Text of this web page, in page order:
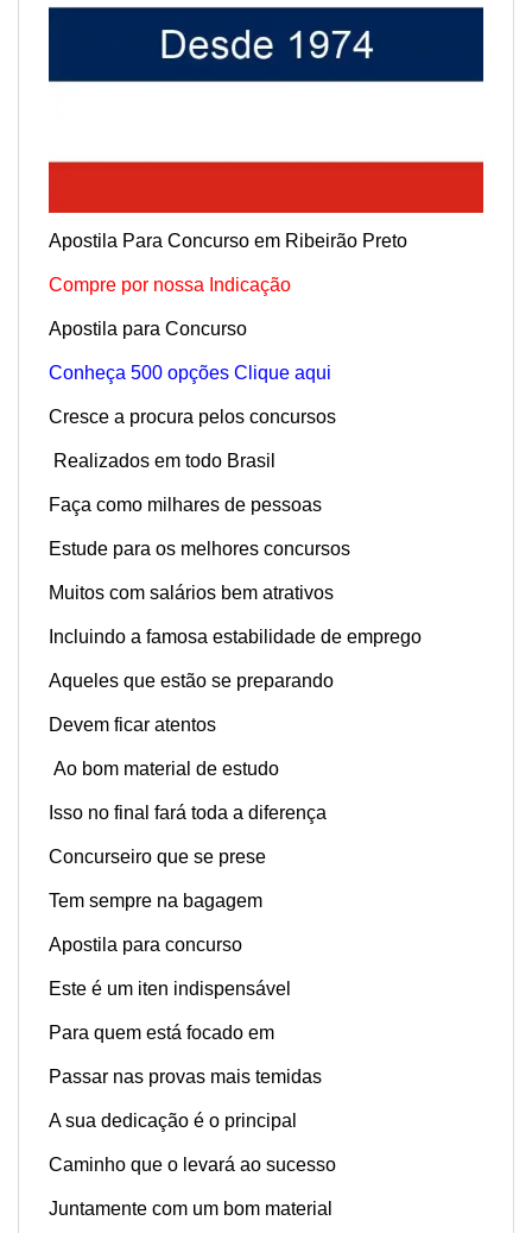
Apostila Para Concurso em Ribeirão Preto
Compre por nossa Indicação
Apostila para Concurso
Conheça 500 opções Clique aqui
Cresce a procura pelos concursos
Realizados em todo Brasil
Faça como milhares de pessoas
Estude para os melhores concursos
Muitos com salários bem atrativos
Incluindo a famosa estabilidade de emprego
Aqueles que estão se preparando
Devem ficar atentos
Ao bom material de estudo
Isso no final fará toda a diferença
Concurseiro que se prese
Tem sempre na bagagem
Apostila para concurso
Este é um iten indispensável
Para quem está focado em
Passar nas provas mais temidas
A sua dedicação é o principal
Caminho que o levará ao sucesso
Juntamente com um bom material